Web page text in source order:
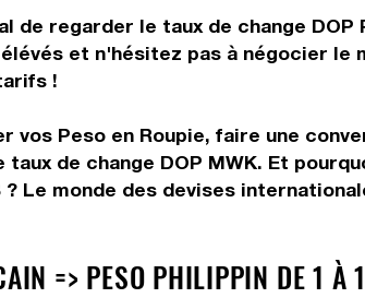
de regarder le taux de change
et n'hésitez pas à négocier
!
vos Peso en Roupie, faire une
de change DOP MWK. Et
? Le monde des devises
=> PESO PHILIPPIN DE 1 À